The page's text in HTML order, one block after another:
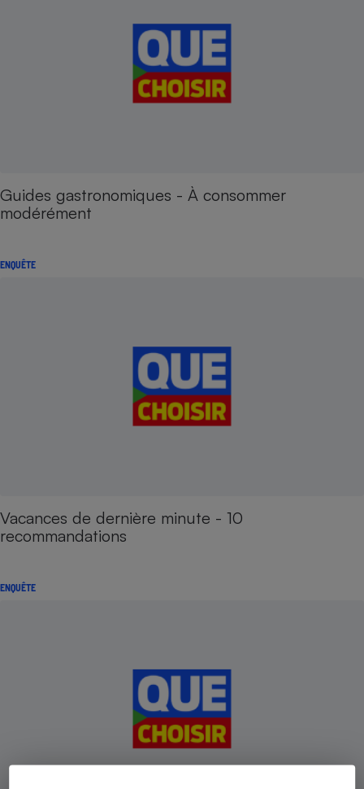
Guides gastronomiques - À consommer
modérément
ENQUÊTE
Vacances de dernière minute - 10
recommandations
ENQUÊTE